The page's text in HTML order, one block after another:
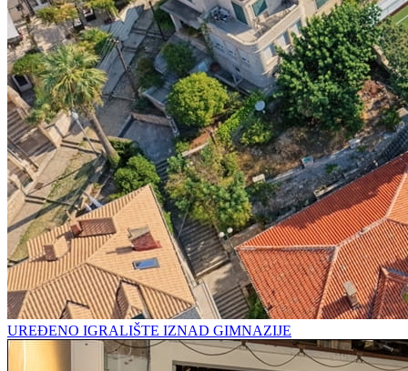
UREĐENO IGRALIŠTE IZNAD GIMNAZIJE